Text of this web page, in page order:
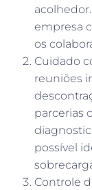
empresa
os
Cuidado
reuniões
parcerias
possível
Controle